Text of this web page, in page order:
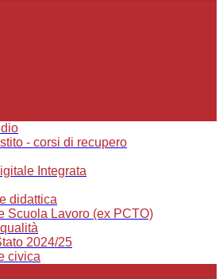
- corsi di recupero
Integrata
didattica
Scuola Lavoro (ex PCTO)
2024/25
civica